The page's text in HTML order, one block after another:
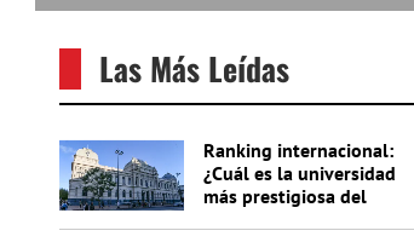
Las Más Leídas
Ranking internacional:
¿Cuál es la universidad
más prestigiosa del